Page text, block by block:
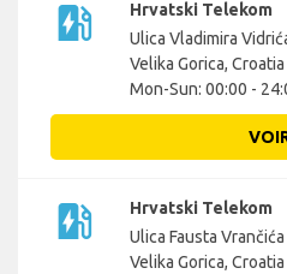
ev_station
Hrvatski Telekom
Ulica Vladimira
Velika Gorica, Croatia
Mon-Sun: 00:00 -
ev_station
Hrvatski Telekom
Ulica Fausta
Velika Gorica, Croatia